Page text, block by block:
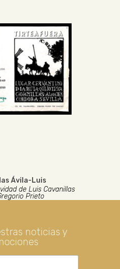
Ávila-Luis
de Luis Cavanillas
Prieto
noticias y